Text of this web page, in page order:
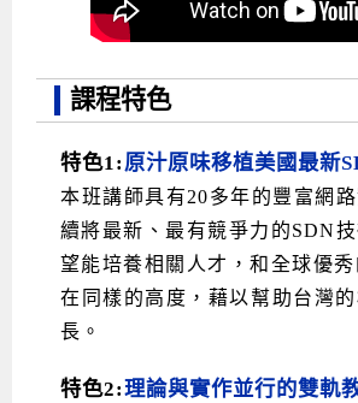
課程特色
特色1:原汁原味移植美國最新
本班講師具有20多年的豐富網
續將最新、最有競爭力的SDN
望能培養相關人才，和全球優
在同樣的高度，藉以幫助台灣
長。
特色2:理論與實作並行的雙軌